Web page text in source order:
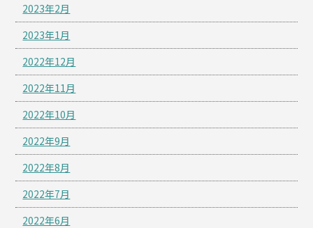
2023年2月
2023年1月
2022年12月
2022年11月
2022年10月
2022年9月
2022年8月
2022年7月
2022年6月